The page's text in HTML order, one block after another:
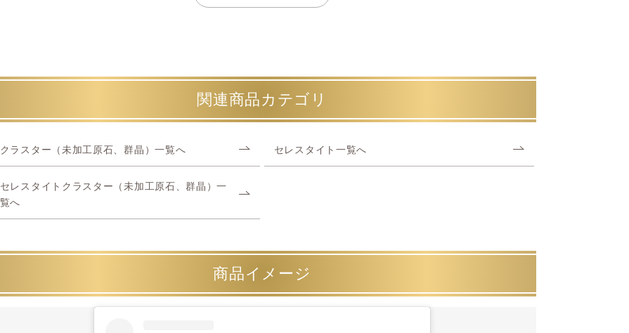
関連商品カテゴリ
クラスター（未加工原石、群晶）一覧へ セレスタイト一覧へ
セレスタイトクラスター（未加工原石、群晶）一
覧へ
商品イメージ